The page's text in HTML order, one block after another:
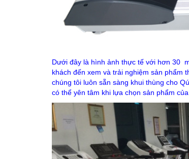
Dưới đây là hình ảnh thực tế với hơn 30
khách đến xem và trải nghiệm sản phẩm
chúng tôi luôn sẵn sàng khui thùng cho
có thể yên tâm khi lựa chọn sản phẩm